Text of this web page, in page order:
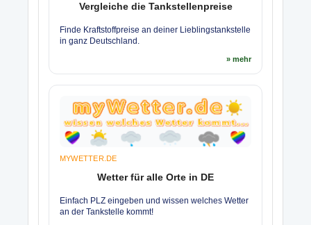
Vergleiche die Tankstellenpreise
Finde Kraftstoffpreise an deiner Lieblingstankstelle
in ganz Deutschland.
» mehr
MYWETTER.DE
Wetter für alle Orte in DE
Einfach PLZ eingeben und wissen welches Wetter
an der Tankstelle kommt!